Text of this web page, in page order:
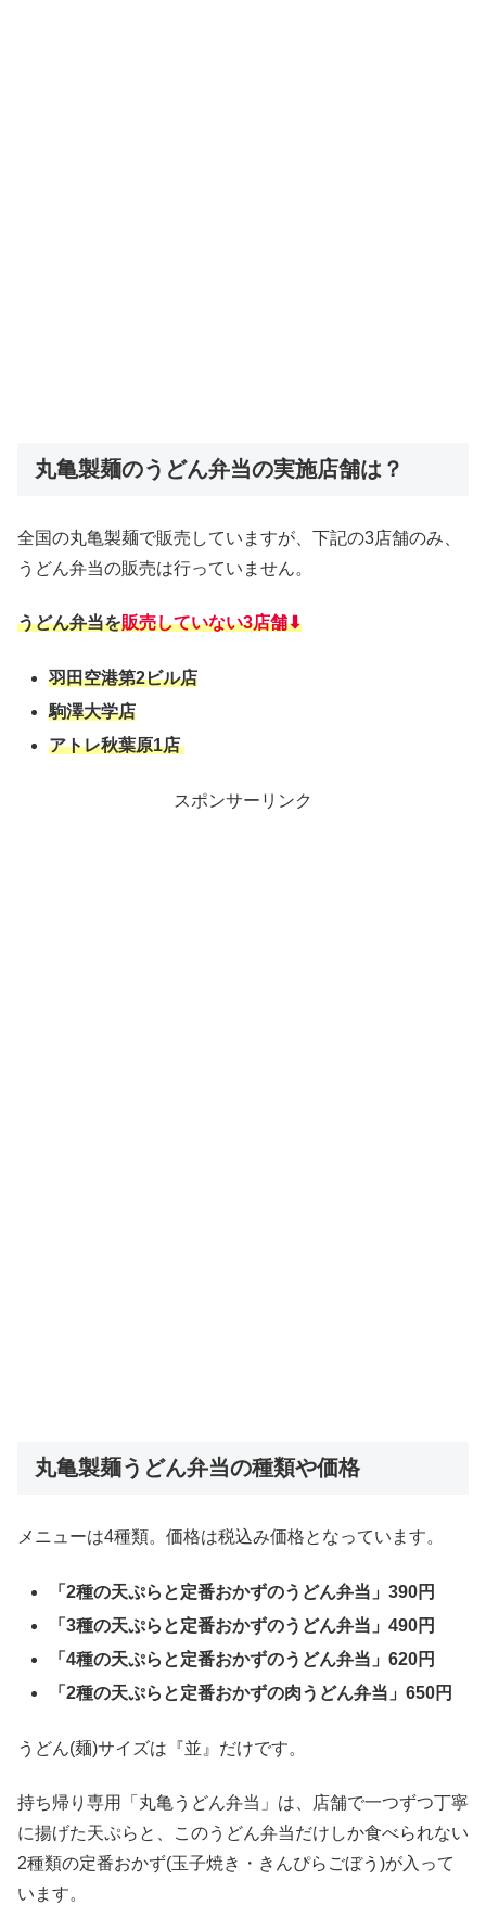
丸亀製麺のうどん弁当の実施店舗は？
全国の丸亀製麺で販売していますが、下記の3店舗のみ、
うどん弁当の販売は行っていません。
うどん弁当を販売していない3店舗⬇
羽田空港第2ビル店
駒澤大学店
アトレ秋葉原1店
スポンサーリンク
丸亀製麺うどん弁当の種類や価格
メニューは4種類。価格は税込み価格となっています。
「2種の天ぷらと定番おかずのうどん弁当」390円
「3種の天ぷらと定番おかずのうどん弁当」490円
「4種の天ぷらと定番おかずのうどん弁当」620円
「2種の天ぷらと定番おかずの肉うどん弁当」650円
うどん(麺)サイズは『並』だけです。
持ち帰り専用「丸亀うどん弁当」は、店舗で一つずつ丁寧
に揚げた天ぷらと、このうどん弁当だけしか食べられない
2種類の定番おかず(玉子焼き・きんぴらごぼう)が入って
います。